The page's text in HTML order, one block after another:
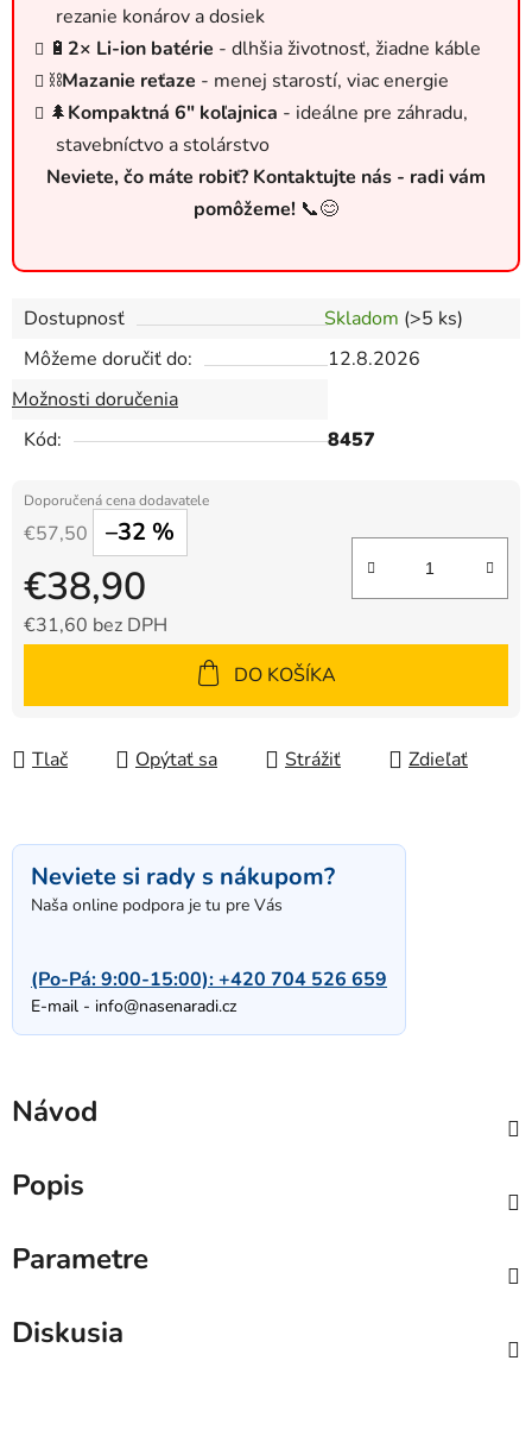
rezanie konárov a dosiek
🔋 2× Li-ion batérie - dlhšia životnosť, žiadne káble
⛓️Mazanie reťaze - menej starostí, viac energie
🌲Kompaktná 6″ koľajnica - ideálne pre záhradu,
stavebníctvo a stolárstvo
Neviete, čo máte robiť? Kontaktujte nás - radi vám
pomôžeme! 📞😊
Dostupnosť Skladom (>5 ks)
Môžeme doručiť do:
12.8.2026
Možnosti doručenia
Kód:
8457
€57,50 –32 %
€38,90
€31,60 bez DPH
DO KOŠÍKA
Tlač Opýtať sa Strážiť Zdieľať
Neviete si rady s nákupom?
Naša online podpora je tu pre Vás
(Po-Pá: 9:00-15:00):+420 704 526 659
E-mail - info@nasenaradi.cz
Návod
Popis
Parametre
Diskusia